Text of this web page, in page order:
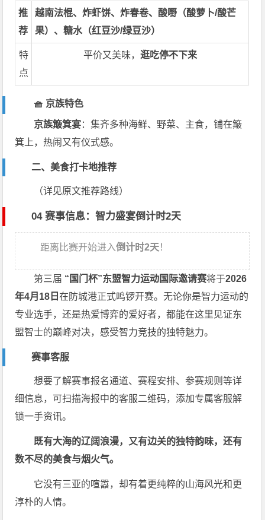
推
荐
越南法棍、炸虾饼、炸春卷、酸嘢（酸萝卜/酸芒
果）、糖水（红豆沙/绿豆沙）
特
点
平价又美味，逛吃停不下来
🧺 京族特色
京族簸箕宴：集齐多种海鲜、野菜、主食，铺在簸
箕上，热闹又有仪式感。
二、美食打卡地推荐
（详见原文推荐路线）
04 赛事信息：智力盛宴倒计时2天
距离比赛开始进入倒计时2天！
第三届 “国门杯”东盟智力运动国际邀请赛将于2026
年4月18日在防城港正式鸣锣开赛。无论你是智力运动的
专业选手，还是热爱博弈的爱好者，都能在这里见证东
盟智士的巅峰对决，感受智力竞技的独特魅力。
赛事客服
想要了解赛事报名通道、赛程安排、参赛规则等详
细信息，可扫描海报中的客服二维码，添加专属客服解
锁一手资讯。
既有大海的辽阔浪漫，又有边关的独特韵味，还有
数不尽的美食与烟火气。
它没有三亚的喧嚣，却有着更纯粹的山海风光和更
淳朴的人情。